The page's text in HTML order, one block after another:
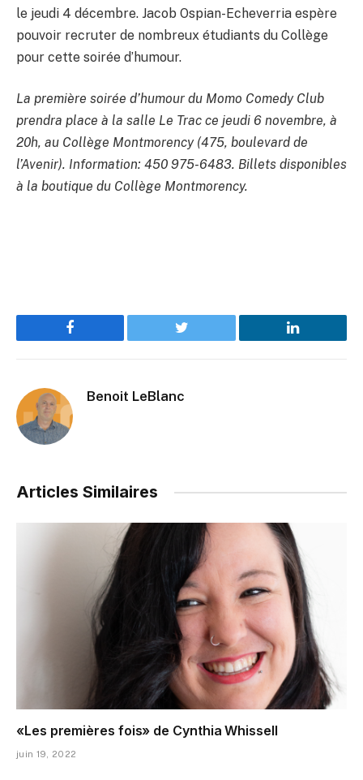
le jeudi 4 décembre. Jacob Ospian-Echeverria espère
pouvoir recruter de nombreux étudiants du Collège
pour cette soirée d’humour.
La première soirée d’humour du Momo Comedy Club
prendra place à la salle Le Trac ce jeudi 6 novembre, à
20h, au Collège Montmorency (475, boulevard de
l’Avenir). Information: 450 975-6483. Billets disponibles
à la boutique du Collège Montmorency.
Facebook Twitter LinkedIn
Benoit LeBlanc
Articles Similaires
«Les premières fois» de Cynthia Whissell
juin 19, 2022